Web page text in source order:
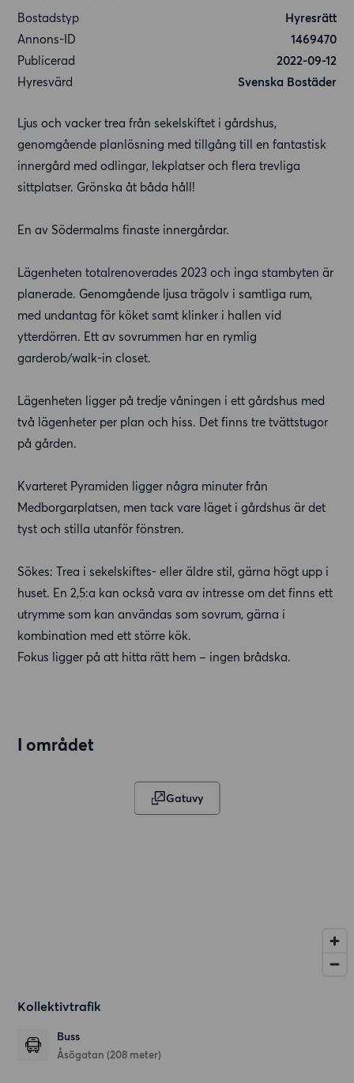
Bostadstyp
Hyresrätt
Annons-ID
1469470
Publicerad
2022-09-12
Hyresvärd
Svenska Bostäder
Ljus och vacker trea från sekelskiftet i gårdshus,
genomgående planlösning med tillgång till en fantastisk
innergård med odlingar, lekplatser och flera trevliga
sittplatser. Grönska åt båda håll!
En av Södermalms finaste innergårdar.
Lägenheten totalrenoverades 2023 och inga stambyten är
planerade. Genomgående ljusa trägolv i samtliga rum,
med undantag för köket samt klinker i hallen vid
ytterdörren. Ett av sovrummen har en rymlig
garderob/walk-in closet.
Lägenheten ligger på tredje våningen i ett gårdshus med
två lägenheter per plan och hiss. Det finns tre tvättstugor
på gården.
Kvarteret Pyramiden ligger några minuter från
Medborgarplatsen, men tack vare läget i gårdshus är det
tyst och stilla utanför fönstren.
Sökes: Trea i sekelskiftes- eller äldre stil, gärna högt upp i
huset. En 2,5:a kan också vara av intresse om det finns ett
utrymme som kan användas som sovrum, gärna i
kombination med ett större kök.
Fokus ligger på att hitta rätt hem – ingen brådska.
I området
Gatuvy
Kollektivtrafik
Buss
Åsögatan (208 meter)